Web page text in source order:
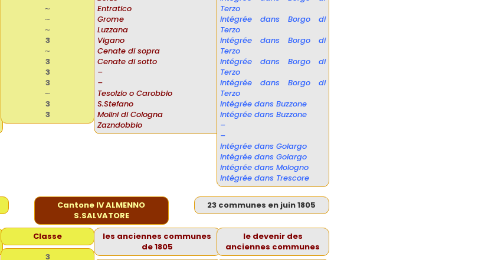
∼
∼
∼
3
∼
3
3
3
∼
3
3
Entratico
Grome
Luzzana
Vigano
Cenate di sopra
Cenate di sotto
–
–
Tesolzio o Carobbio
S.Stefano
Molini di Cologna
Zazndobbio
Terzo
intégrée dans Borgo di
Terzo
intégrée dans Borgo di
Terzo
intégrée dans Borgo di
Terzo
intégrée dans Borgo di
Terzo
intégrée dans Buzzone
intégrée dans Buzzone
–
–
intégrée dans Golargo
intégrée dans Golargo
intégrée dans Mologno
intégrée dans Trescore
Cantone IV ALMENNO
S.SALVATORE
23 communes en juin 1805
Classe
3
les anciennes communes
de 1805
le devenir des
anciennes communes